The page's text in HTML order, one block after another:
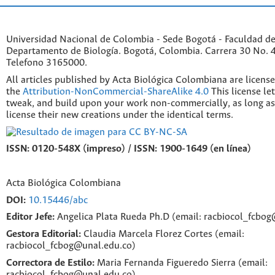
Universidad Nacional de Colombia - Sede Bogotá - Faculdad
Departamento de Biología. Bogotá, Colombia. Carrera 30 No.
Telefono 3165000.
All articles published by Acta Biológica Colombiana are
the Attribution-NonCommercial-ShareAlike 4.0 This license
tweak, and build upon your work non-commercially, as long
license their new creations under the identical terms.
ISSN: 0120-548X (impreso) / ISSN: 1900-1649 (en línea)
Acta Biológica Colombiana
DOI: 10.15446/abc
Editor Jefe: Angelica Plata Rueda Ph.D (email:
Gestora Editorial: Claudia Marcela Florez Cortes (email:
racbiocol_fcbog@unal.edu.co)
Correctora de Estilo: Maria Fernanda Figueredo Sierra (email: